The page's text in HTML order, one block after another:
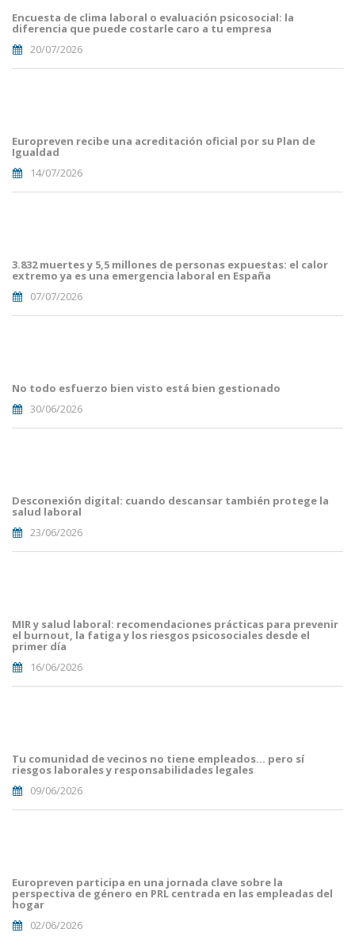
(56).png
Encuesta de clima laboral o evaluación psicosocial: la
diferencia que puede costarle caro a tu empresa
20/07/2026
(50).png
Europreven recibe una acreditación oficial por su Plan de
Igualdad
14/07/2026
(38).png
3.832 muertes y 5,5 millones de personas expuestas: el calor
extremo ya es una emergencia laboral en España
07/07/2026
(33).png
No todo esfuerzo bien visto está bien gestionado
30/06/2026
(29).png
Desconexión digital: cuando descansar también protege la
salud laboral
23/06/2026
(16).png
MIR y salud laboral: recomendaciones prácticas para prevenir
el burnout, la fatiga y los riesgos psicosociales desde el
primer día
16/06/2026
(8).png
Tu comunidad de vecinos no tiene empleados… pero sí
riesgos laborales y responsabilidades legales
09/06/2026
Europreven participa en una jornada clave sobre la
perspectiva de género en PRL centrada en las empleadas del
hogar
02/06/2026